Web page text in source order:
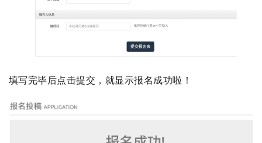
填写完毕后点击提交，就显示报名成功啦！